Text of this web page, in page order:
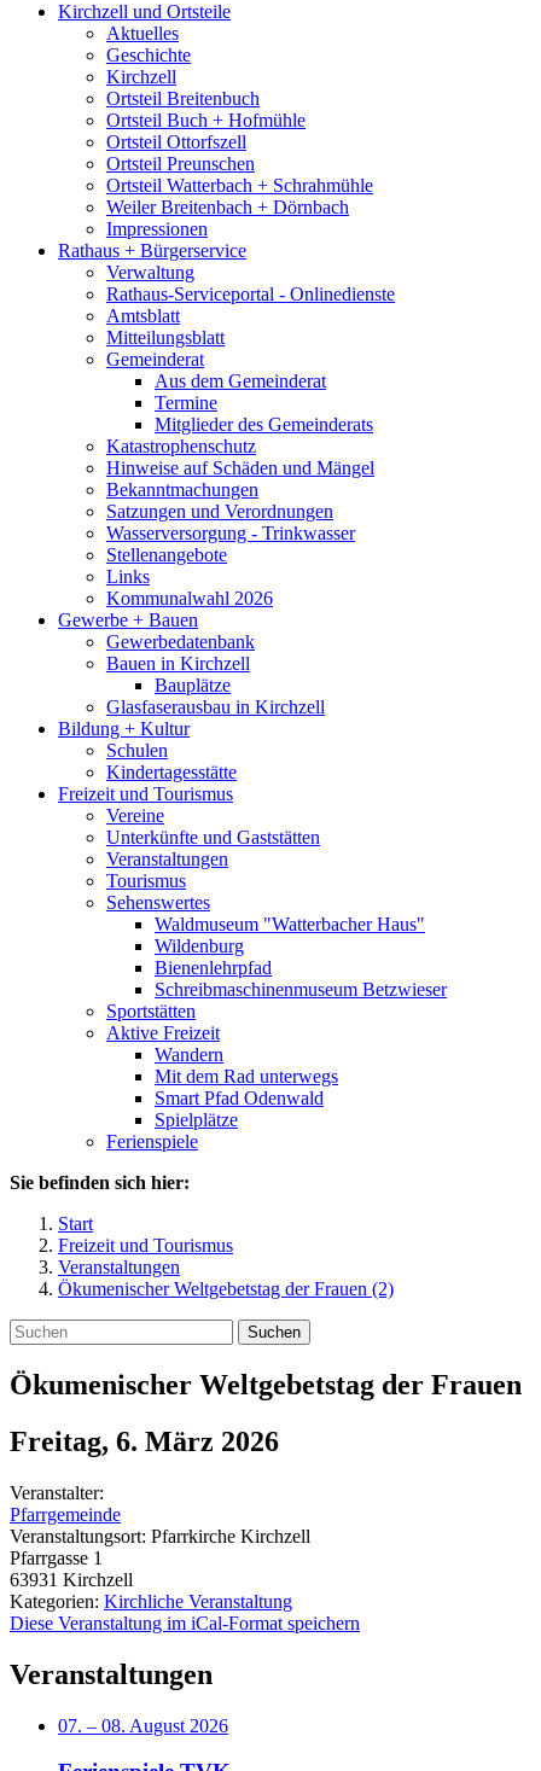
Kirchzell und Ortsteile
Aktuelles
Geschichte
Kirchzell
Ortsteil Breitenbuch
Ortsteil Buch + Hofmühle
Ortsteil Ottorfszell
Ortsteil Preunschen
Ortsteil Watterbach + Schrahmühle
Weiler Breitenbach + Dörnbach
Impressionen
Rathaus + Bürgerservice
Verwaltung
Rathaus-Serviceportal - Onlinedienste
Amtsblatt
Mitteilungsblatt
Gemeinderat
Aus dem Gemeinderat
Termine
Mitglieder des Gemeinderats
Katastrophenschutz
Hinweise auf Schäden und Mängel
Bekanntmachungen
Satzungen und Verordnungen
Wasserversorgung - Trinkwasser
Stellenangebote
Links
Kommunalwahl 2026
Gewerbe + Bauen
Gewerbedatenbank
Bauen in Kirchzell
Bauplätze
Glasfaserausbau in Kirchzell
Bildung + Kultur
Schulen
Kindertagesstätte
Freizeit und Tourismus
Vereine
Unterkünfte und Gaststätten
Veranstaltungen
Tourismus
Sehenswertes
Waldmuseum "Watterbacher Haus"
Wildenburg
Bienenlehrpfad
Schreibmaschinenmuseum Betzwieser
Sportstätten
Aktive Freizeit
Wandern
Mit dem Rad unterwegs
Smart Pfad Odenwald
Spielplätze
Ferienspiele
Sie befinden sich hier:
Start
Freizeit und Tourismus
Veranstaltungen
Ökumenischer Weltgebetstag der Frauen (2)
Suchen
Ökumenischer Weltgebetstag der Frauen
Freitag, 6. März 2026
Veranstalter:
Pfarrgemeinde
Veranstaltungsort: Pfarrkirche Kirchzell
Pfarrgasse 1
63931 Kirchzell
Kategorien: Kirchliche Veranstaltung
Diese Veranstaltung im iCal-Format speichern
Veranstaltungen
07. – 08. August 2026